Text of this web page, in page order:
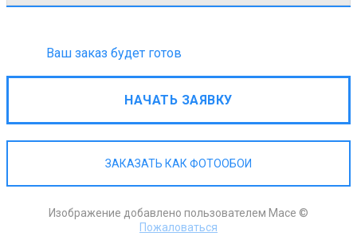
Ваш заказ будет готов
НАЧАТЬ ЗАЯВКУ
ЗАКАЗАТЬ КАК ФОТООБОИ
Изображение добавлено пользователем Mace ©
Пожаловаться